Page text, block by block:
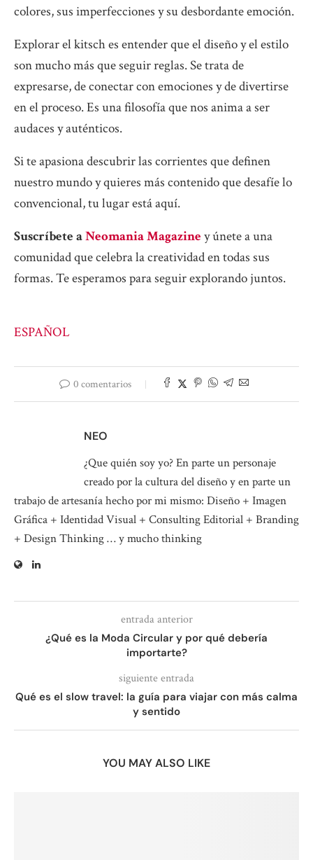
colores, sus imperfecciones y su desbordante emoción.
Explorar el kitsch es entender que el diseño y el estilo
son mucho más que seguir reglas. Se trata de
expresarse, de conectar con emociones y de divertirse
en el proceso. Es una filosofía que nos anima a ser
audaces y auténticos.
Si te apasiona descubrir las corrientes que definen
nuestro mundo y quieres más contenido que desafíe lo
convencional, tu lugar está aquí.
Suscríbete aNeomania Magazine y únete a una
comunidad que celebra la creatividad en todas sus
formas. Te esperamos para seguir explorando juntos.
ESPAÑOL
0 comentarios
NEO
¿Que quién soy yo? En parte un personaje
creado por la cultura del diseño y en parte un
trabajo de artesanía hecho por mi mismo: Diseño + Imagen
Gráfica + Identidad Visual + Consulting Editorial + Branding
+ Design Thinking … y mucho thinking
entrada anterior
¿Qué es la Moda Circular y por qué debería
importarte?
siguiente entrada
Qué es el slow travel: la guía para viajar con más calma
y sentido
YOU MAY ALSO LIKE